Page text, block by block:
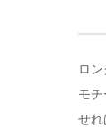
ロ
モ
せれ